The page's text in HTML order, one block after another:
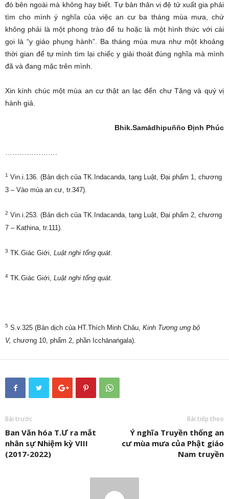
đó bên ngoài mà không hay biết. Tự bản thân vị đệ tử xuất gia phải
tìm cho mình ý nghĩa của việc an cư ba tháng mùa mưa, chứ
không phải là một phong trào để tu hoặc là một hình thức với cái
gọi là “y giáo phụng hành”. Ba tháng mùa mưa như một khoảng
thời gian để tự mình tìm lại chiếc y giải thoát đúng nghĩa mà mình
đã và đang mặc trên mình.
Xin kính chúc một mùa an cư thật an lạc đến chư Tăng và quý vị
hành giả.
Bhik.Samādhipuñño Định Phúc
1 Vin.i.136. (Bản dịch của TK.Indacanda, tạng Luật, Đại phẩm 1, chương
3 – Vào mùa an cư, tr.347).
2 Vin.i.253. (Bản dịch của TK.Indacanda, tạng Luật, Đại phẩm 2, chương
7 – Kaṭhina, tr.111).
3 TK.Giác Giới, Luật nghi tổng quát.
4 TK.Giác Giới, Luật nghi tổng quát.
5 S.v.325 (Bản dịch của HT.Thích Minh Châu, Kinh Tương ưng bộ
V, chương 10, phẩm 2, phần Icchānaṅgala).
Bài trước
Ban Văn hóa T.Ư ra mắt
nhân sự Nhiệm kỳ VIII
(2017-2022)
Bài tiếp theo
Ý nghĩa Truyền thống an
cư mùa mưa của Phật giáo
Nam truyền